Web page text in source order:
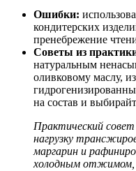
Ошибки:
кондитерских
пренебрежение
Советы из
натуральным
оливковому маслу,
на состав и
Практический
нагрузку
маргарин и
холодным отжимом,